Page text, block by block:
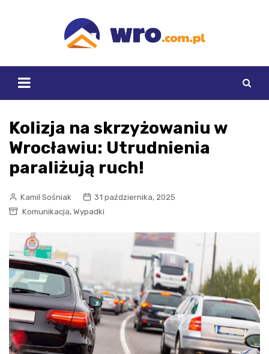
Kolizja na skrzyżowaniu w
Wrocławiu: Utrudnienia
paraliżują ruch!
Kamil Sośniak
31 października, 2025
Komunikacja, Wypadki